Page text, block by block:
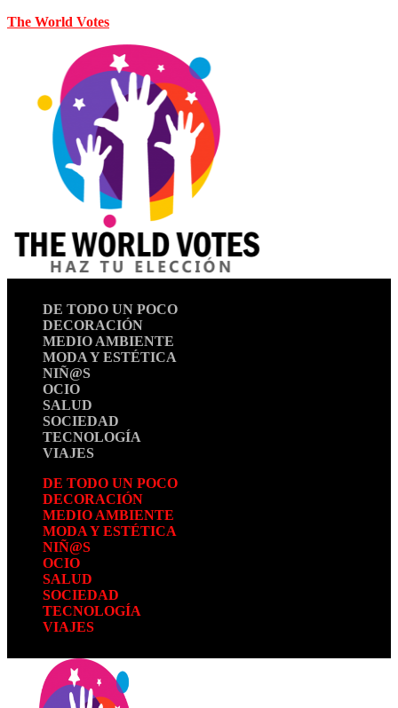
The World Votes
DE TODO UN POCO
DECORACIÓN
MEDIO AMBIENTE
MODA Y ESTÉTICA
NIÑ@S
OCIO
SALUD
SOCIEDAD
TECNOLOGÍA
VIAJES
DE TODO UN POCO
DECORACIÓN
MEDIO AMBIENTE
MODA Y ESTÉTICA
NIÑ@S
OCIO
SALUD
SOCIEDAD
TECNOLOGÍA
VIAJES